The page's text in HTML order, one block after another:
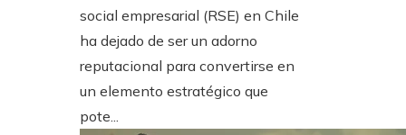
social empresarial (RSE) en Chile
ha dejado de ser un adorno
reputacional para convertirse en
un elemento estratégico que
pote...